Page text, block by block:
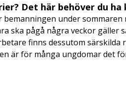
Det här behöver du ha
under
ska pågå några veckor
finns dessutom
är för många ungdomar det